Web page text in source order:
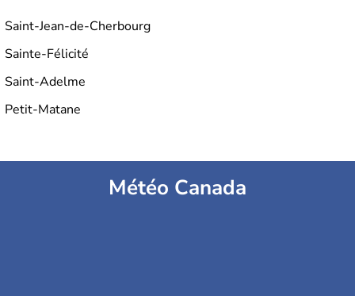
Saint-Jean-de-Cherbourg
Sainte-Félicité
Saint-Adelme
Petit-Matane
Météo Canada